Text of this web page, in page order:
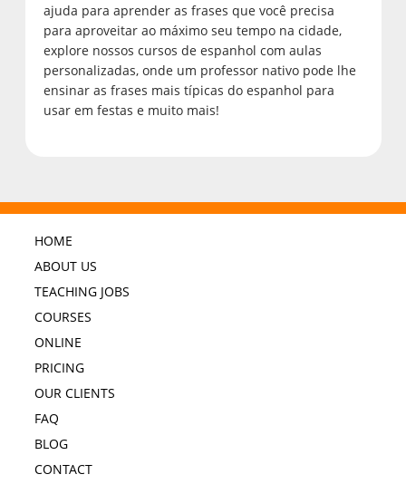
ajuda para aprender as frases que você precisa
para aproveitar ao máximo seu tempo na cidade,
explore nossos cursos de espanhol com aulas
personalizadas, onde um professor nativo pode lhe
ensinar as frases mais típicas do espanhol para
usar em festas e muito mais!
HOME
ABOUT US
TEACHING JOBS
COURSES
ONLINE
PRICING
OUR CLIENTS
FAQ
BLOG
CONTACT